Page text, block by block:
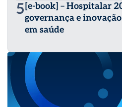
5 [e-book] – Hospitalar
governança e
em saúde